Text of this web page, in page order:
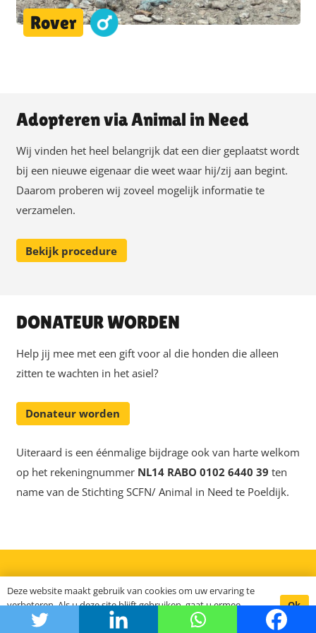
Rover
Adopteren via Animal in Need
Wij vinden het heel belangrijk dat een dier geplaatst wordt
bij een nieuwe eigenaar die weet waar hij/zij aan begint.
Daarom proberen wij zoveel mogelijk informatie te
verzamelen.
Bekijk procedure
DONATEUR WORDEN
Help jij mee met een gift voor al die honden die alleen
zitten te wachten in het asiel?
Donateur worden
Uiteraard is een éénmalige bijdrage ook van harte welkom
op het rekeningnummer NL14 RABO 0102 6440 39 ten
name van de Stichting SCFN/ Animal in Need te Poeldijk.
Deze website maakt gebruik van cookies om uw ervaring te
verbeteren. Als u deze site blijft gebruiken, gaat u ermee
akkoord.
Ok